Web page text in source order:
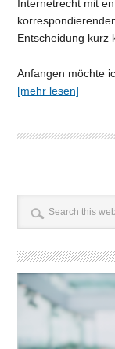
Internetrecht mit
Entscheidung kurz
Anfangen möchte
[mehr lesen]